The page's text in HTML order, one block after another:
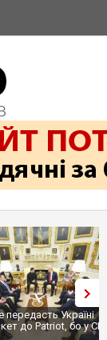
передасть Україні
до Patriot, бо у